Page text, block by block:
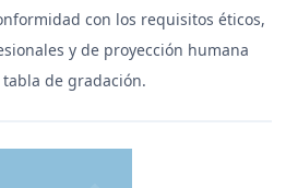
con los requisitos éticos,
y de proyección humana
de gradación.